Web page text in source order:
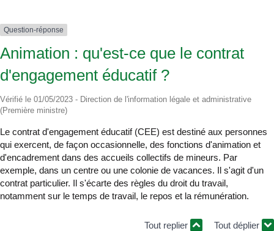
Question-réponse
Animation : qu'est-ce que le contrat
d'engagement éducatif ?
Vérifié le 01/05/2023 - Direction de l'information légale et administrative
(Première ministre)
Le contrat d'engagement éducatif (CEE) est destiné aux personnes
qui exercent, de façon occasionnelle, des fonctions d'animation et
d'encadrement dans des accueils collectifs de mineurs. Par
exemple, dans un centre ou une colonie de vacances. Il s'agit d'un
contrat particulier. Il s'écarte des règles du droit du travail,
notamment sur le temps de travail, le repos et la rémunération.
Tout replier Tout déplier